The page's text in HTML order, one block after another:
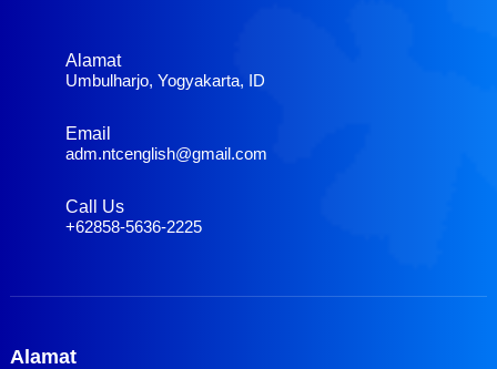
Alamat
Umbulharjo, Yogyakarta, ID
Email
adm.ntcenglish@gmail.com
Call Us
+62858-5636-2225
Alamat